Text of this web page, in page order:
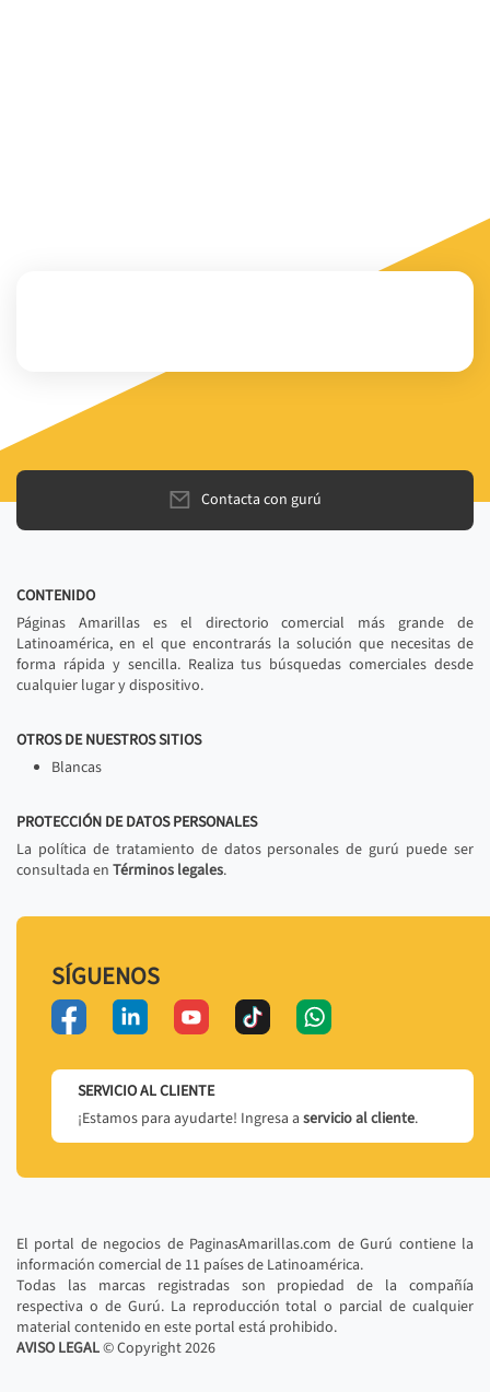
Contacta con gurú
CONTENIDO
Páginas Amarillas es el directorio comercial más grande de
Latinoamérica, en el que encontrarás la solución que necesitas de
forma rápida y sencilla. Realiza tus búsquedas comerciales desde
cualquier lugar y dispositivo.
OTROS DE NUESTROS SITIOS
Blancas
PROTECCIÓN DE DATOS PERSONALES
La política de tratamiento de datos personales de gurú puede ser
consultada en Términos legales.
SÍGUENOS
SERVICIO AL CLIENTE
¡Estamos para ayudarte! Ingresa a servicio al cliente.
El portal de negocios de PaginasAmarillas.com de Gurú contiene la
información comercial de 11 países de Latinoamérica.
Todas las marcas registradas son propiedad de la compañía
respectiva o de Gurú. La reproducción total o parcial de cualquier
material contenido en este portal está prohibido.
AVISO LEGAL© Copyright2026